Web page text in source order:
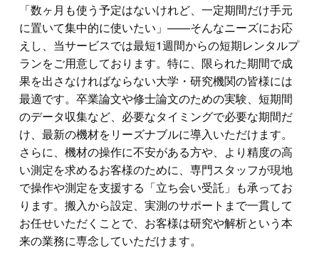
「数ヶ月も使う予定はないけれど、一定期間だけ手元
に置いて集中的に使いたい」——そんなニーズにお応
えし、当サービスでは最短1週間からの短期レンタルプ
ランをご用意しております。特に、限られた期間で成
果を出さなければならない大学・研究機関の皆様には
最適です。卒業論文や修士論文のための実験、短期間
のデータ収集など、必要なタイミングで必要な期間だ
け、最新の機材をリーズナブルに導入いただけます。
さらに、機材の操作に不安がある方や、より精度の高
い測定を求めるお客様のために、専門スタッフが現地
で操作や測定を支援する「立ち会い受託」も承ってお
ります。搬入から設定、実測のサポートまで一貫して
お任せいただくことで、お客様は研究や解析という本
来の業務に専念していただけます。